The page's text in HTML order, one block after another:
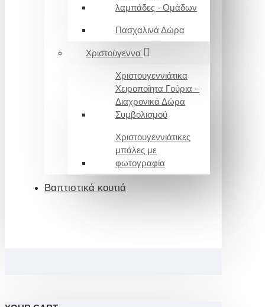
λαμπάδες - Ομάδων
Πασχαλινά Δώρα
Χριστούγεννα
Χριστουγεννιάτικα
Χειροποίητα Γούρια –
Διαχρονικά Δώρα
Συμβολισμού
Χριστουγεννιάτικες
μπάλες με
φωτογραφία
Βαπτιστικά κουτιά